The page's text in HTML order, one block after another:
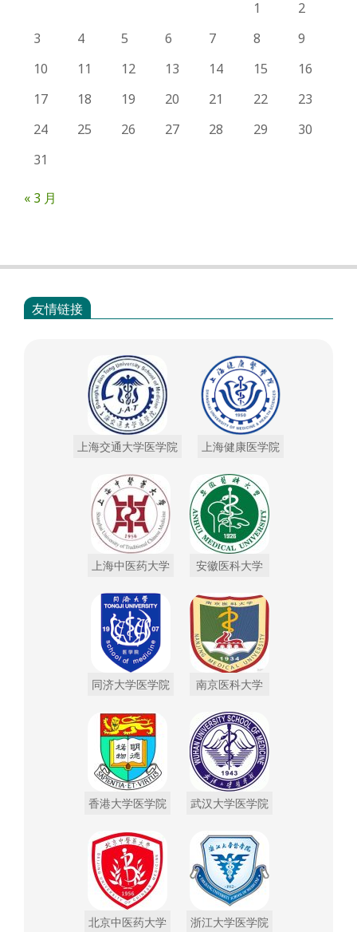
1
2
3
4 5 6 7 8
9
10
11 12 13 14 15
16
17
18 19 20 21 22
23
24
25 26 27 28 29
30
31
« 3 月
友情链接
上海交通大学医学院 上海健康医学院
上海中医药大学 安徽医科大学
同济大学医学院 南京医科大学
香港大学医学院 武汉大学医学院
北京中医药大学 浙江大学医学院